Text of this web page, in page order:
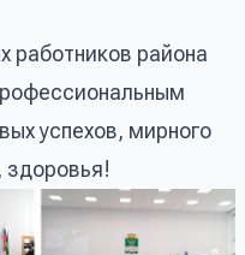
района
успехов, мирного
здоровья!